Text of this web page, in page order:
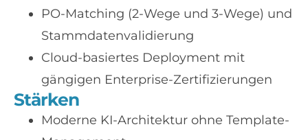
PO-Matching (2-Wege und 3-Wege) und
Stammdatenvalidierung
Cloud-basiertes Deployment mit
gängigen Enterprise-Zertifizierungen
Stärken
Moderne KI-Architektur ohne Template-